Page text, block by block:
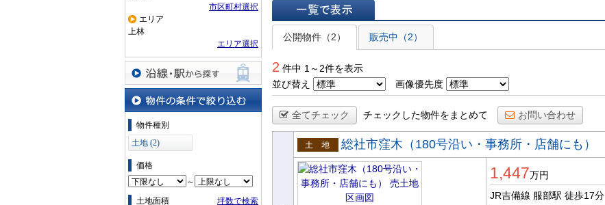
市区町村選択
エリア
上林
エリア選択
沿線・駅から探す
物件の条件で絞り込む
物件種別
土地 (2)
価格
～
土地面積
坪数で検索
一覧で表示
公開物件（2）
販売中（2）
2 件中 1～2件を表示
並び替え
画像優先度
全てチェック チェックした物件をまとめて お問い合わせ
売土地
総社市窪木（180号沿い・事務所・店舗にも）
1,447万円
JR吉備線 服部駅 徒歩17分